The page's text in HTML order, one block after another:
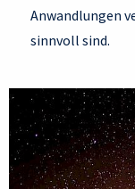
Anwandlungen
sinnvoll sind.